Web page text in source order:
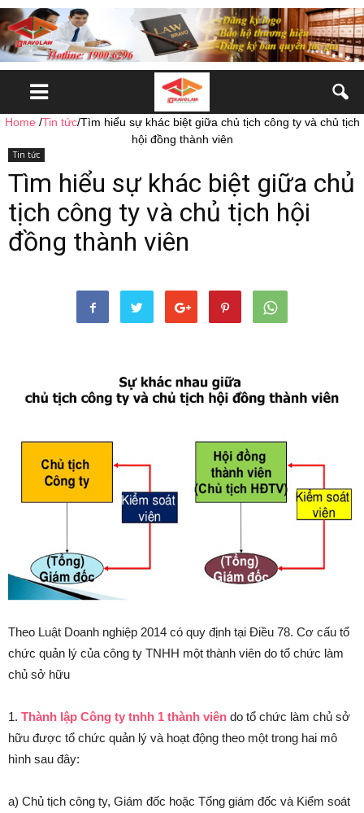
Home /Tin tức/Tìm hiểu sự khác biệt giữa chủ tịch công ty và chủ tịch
hội đồng thành viên
Tin tức
Tìm hiểu sự khác biệt giữa chủ
tịch công ty và chủ tịch hội
đồng thành viên
Theo Luật Doanh nghiệp 2014 có quy định tại Điều 78. Cơ cấu tổ
chức quản lý của công ty TNHH một thành viên do tổ chức làm
chủ sở hữu
1. Thành lập Công ty tnhh 1 thành viên do tổ chức làm chủ sở
hữu được tổ chức quản lý và hoạt động theo một trong hai mô
hình sau đây:
a) Chủ tịch công ty, Giám đốc hoặc Tổng giám đốc và Kiểm soát